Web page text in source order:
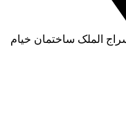
الملک ساختمان خیام